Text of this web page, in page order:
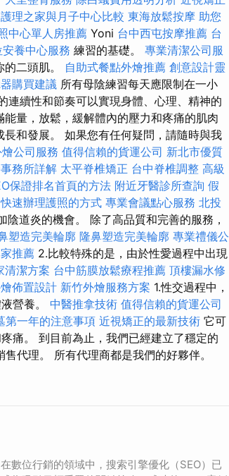
理之家與月子中心比較 東海放鬆按摩 助您
中心單人房推薦 Yoni 台中西屯按摩推薦 台
養中心服務 練習的基礎。 專業清潔公司服
二頭肌。 自助式餐點外燴推薦 創意設計靈
購買建議 所有母陰練習每天應限制在一小
連續性和節奏可以實現身體、心理、精神的
量，放鬆，緩解體內的壓力和疼痛的肌肉
和發展。 如果您有任何疑問，請隨時與我
公司服務 值得信賴的貨運公司 新北市優質
務所詳解 太平脊椎矯正 台中脊椎調整 高級
保證排名首頁的方法 附近牙醫診所查詢 假
快速辦理護照的方式 專業會議點心服務 北投
陰道炎的機會。 除了高品質和完善的服務，
塑造完美輪廓 隆鼻塑造完美輪廓 專業禮儀公
推薦 2.比較特殊的是，由於性愛過程中出現
清潔方案 台中筋膜放鬆療程推薦 頂樓漏水修
佈置設計 新竹外燴服務方案 1.性交過程中，
營養。 中醫推拿技術 值得信賴的貨運公司
第一年的注意事項 近視矯正的最新技術 它可
痛。 到目前為止，我們已經建立了穩定的
代理。 所有代理商都是我們的好夥伴。
在數位行銷的領域中，搜索引擎優化（SEO）已